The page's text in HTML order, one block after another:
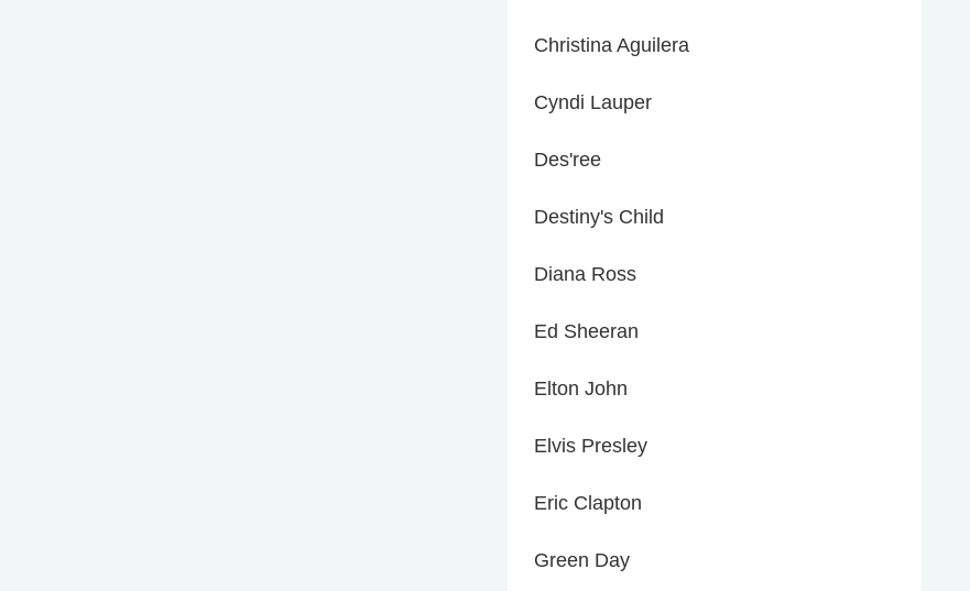
Christina Aguilera
Cyndi Lauper
Des'ree
Destiny's Child
Diana Ross
Ed Sheeran
Elton John
Elvis Presley
Eric Clapton
Green Day